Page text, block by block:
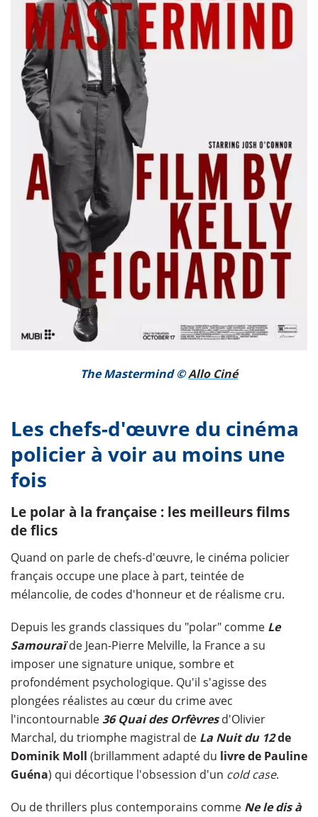
The Mastermind ©Allo Ciné
Les chefs-d'œuvre du cinéma
policier à voir au moins une
fois
Le polar à la française : les meilleurs films
de flics
Quand on parle de chefs-d'œuvre, le cinéma policier
français occupe une place à part, teintée de
mélancolie, de codes d'honneur et de réalisme cru.
Depuis les grands classiques du "polar" comme Le
Samouraïde Jean-Pierre Melville, la France a su
imposer une signature unique, sombre et
profondément psychologique. Qu'il s'agisse des
plongées réalistes au cœur du crime avec
l'incontournable36 Quai des Orfèvresd'Olivier
Marchal, du triomphe magistral de La Nuit du 12de
Dominik Moll (brillamment adapté du livre de Pauline
Guéna) qui décortique l'obsession d'un cold case.
Ou de thrillers plus contemporains comme Ne le dis à